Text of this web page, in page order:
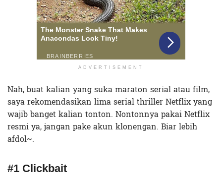
ADVERTISEMENT
Nah, buat kalian yang suka maraton serial atau film,
saya rekomendasikan lima serial thriller Netflix yang
wajib banget kalian tonton. Nontonnya pakai Netflix
resmi ya, jangan pake akun klonengan. Biar lebih
afdol~.
#1 Clickbait